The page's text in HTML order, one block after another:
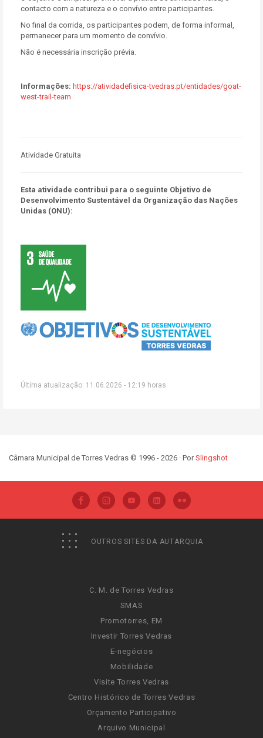
contacto com a natureza e o convívio entre participantes.
No final da corrida, os participantes podem, de forma informal,
permanecer para um momento de convívio.
Não é necessária inscrição prévia.
Informações: https://atividadefisica-tvedras.pt/entidades/goat-
west-trail-team
Atividade Gratuita
Esta atividade contribui para o seguinte Objetivo de
Desenvolvimento Sustentável da Organização das Nações
Unidas (ONU):
Última atualização: 11.06.2026 - 12:19 horas
Câmara Municipal de Torres Vedras © 1996 - 2026 · PorSlingshot
OUTROS SITES DA AUTARQUIA
C. M. de Torres Vedras
SMAS
Promotorres, EM
Investir Torres Vedras
E-negócios
Mobilidade
Visite Torres Vedras
Centro Histórico de Torres Vedras
Orçamento Participativo
Arquivo Municipal